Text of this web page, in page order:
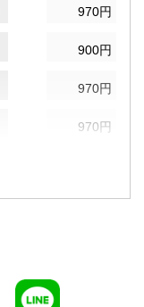
970円
900円
970円
970円
970円